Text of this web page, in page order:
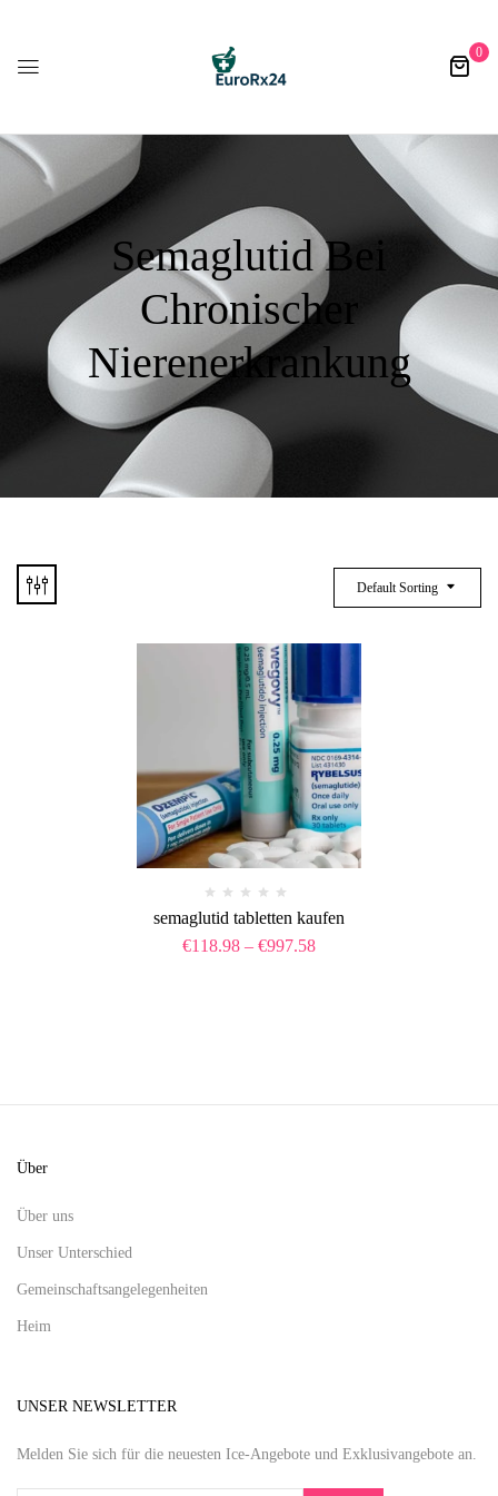
0
Semaglutid Bei
Chronischer
Nierenerkrankung
Default Sorting
semaglutid tabletten kaufen
€118.98 – €997.58
Über
Über uns
Unser Unterschied
Gemeinschaftsangelegenheiten
Heim
UNSER NEWSLETTER
Melden Sie sich für die neuesten Ice-Angebote und Exklusivangebote an.